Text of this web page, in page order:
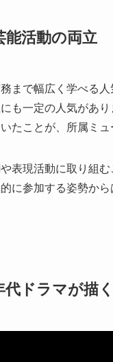
能活動の両立
まで幅広く学べる
も一定の人気があ
たことが、所属ミ
表現活動に取り組
に参加する姿勢か
代ドラマが描